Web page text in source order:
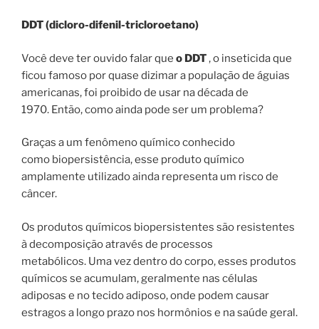
DDT (dicloro-difenil-tricloroetano)
Você deve ter ouvido falar que o DDT, o inseticida que
ficou famoso por quase dizimar a população de águias
americanas, foi proibido de usar na década de
1970. Então, como ainda pode ser um problema?
Graças a um fenômeno químico conhecido
como biopersistência, esse produto químico
amplamente utilizado ainda representa um risco de
câncer.
Os produtos químicos biopersistentes são resistentes
à decomposição através de processos
metabólicos. Uma vez dentro do corpo, esses produtos
químicos se acumulam, geralmente nas células
adiposas e no tecido adiposo, onde podem causar
estragos a longo prazo nos hormônios e na saúde geral.